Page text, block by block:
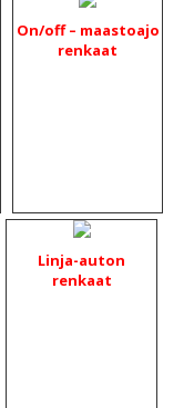
On/off – maastoajo
renkaat
Linja-auton
renkaat